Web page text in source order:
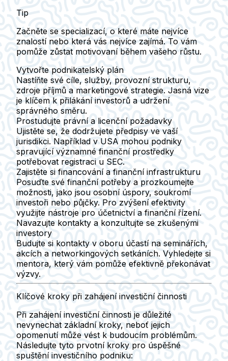
Tip
Začněte se specializací, o které máte nejvíce
znalostí nebo která vás nejvíce zajímá. To vám
pomůže zůstat motivovaní během vašeho růstu.
Vytvořte podnikatelský plán
Nastíňte své cíle, služby, provozní strukturu,
zdroje příjmů a marketingové strategie. Jasná vize
je klíčem k přilákání investorů a udržení
správného směru.
Prostudujte právní a licenční požadavky
Ujistěte se, že dodržujete předpisy ve vaší
jurisdikci. Například v USA mohou podniky
spravující významné finanční prostředky
potřebovat registraci u SEC.
Zajistěte si financování a finanční infrastrukturu
Posuďte své finanční potřeby a prozkoumejte
možnosti, jako jsou osobní úspory, soukromí
investoři nebo půjčky. Pro zvýšení efektivity
využijte nástroje pro účetnictví a finanční řízení.
Navazujte kontakty a konzultujte se zkušenými
investory
Budujte si kontakty v oboru účastí na seminářích,
akcích a networkingových setkáních. Vyhledejte si
mentora, který vám pomůže efektivně překonávat
výzvy.
Klíčové kroky při zahájení investiční činnosti
Při zahájení investiční činnosti je důležité
nevynechat základní kroky, neboť jejich
opomenutí může vést k budoucím problémům.
Následujte tyto prvotní kroky pro úspěšné
spuštění investičního podniku: